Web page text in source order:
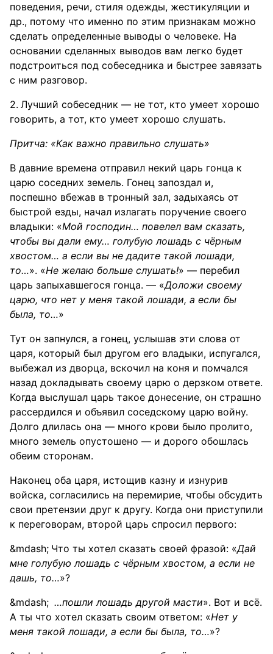
поведения, речи, стиля одежды, жестикуляции и
др., потому что именно по этим признакам можно
сделать определенные выводы о человеке. На
основании сделанных выводов вам легко будет
подстроиться под собеседника и быстрее завязать
с ним разговор.
Лучший собеседник — не тот, кто умеет хорошо
говорить, а тот, кто умеет хорошо слушать.
Притча: «Как важно правильно слушать»
В давние времена отправил некий царь гонца к
царю соседних земель. Гонец запоздал и,
поспешно вбежав в тронный зал, задыхаясь от
быстрой езды, начал излагать поручение своего
владыки: «Мой господин… повелел вам сказать,
чтобы вы дали ему… голубую лошадь с чёрным
хвостом… а если вы не дадите такой лошади,
то…». «Не желаю больше слушать!» — перебил
царь запыхавшегося гонца. — «Доложи своему
царю, что нет у меня такой лошади, а если бы
была, то…»
Тут он запнулся, а гонец, услышав эти слова от
царя, который был другом его владыки, испугался,
выбежал из дворца, вскочил на коня и помчался
назад докладывать своему царю о дерзком ответе.
Когда выслушал царь такое донесение, он страшно
рассердился и объявил соседскому царю войну.
Долго длилась она — много крови было пролито,
много земель опустошено — и дорого обошлась
обеим сторонам.
Наконец оба царя, истощив казну и изнурив
войска, согласились на перемирие, чтобы обсудить
свои претензии друг к другу. Когда они приступили
к переговорам, второй царь спросил первого:
Что ты хотел сказать своей фразой: «Дай
мне голубую лошадь с чёрным хвостом, а если не
дашь, то…»?
…пошли лошадь другой масти». Вот и всё.
А ты что хотел сказать своим ответом: «Нет у
меня такой лошади, а если бы была, то…»?